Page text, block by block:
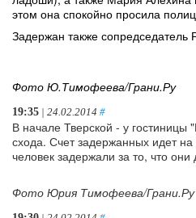
этом она спокойно просила
Задержан также
Фото Ю.Тимофеева/Грани.Ру
19:35 | 24.02.2014 #
В начале Тверской - у гостиницы
схода. Счет задержанных идет
человек задержали за то, что
Фото Юрия Тимофеева/Грани.Ру